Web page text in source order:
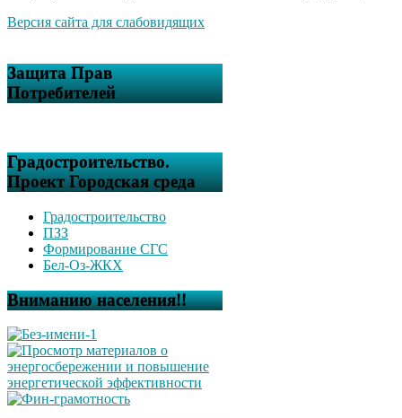
Версия сайта для слабовидящих
Защита Прав
Потребителей
Градостроительство.
Проект Городская среда
Градостроительство
ПЗЗ
Формирование СГС
Бел-Оз-ЖКХ
Вниманию населения!!